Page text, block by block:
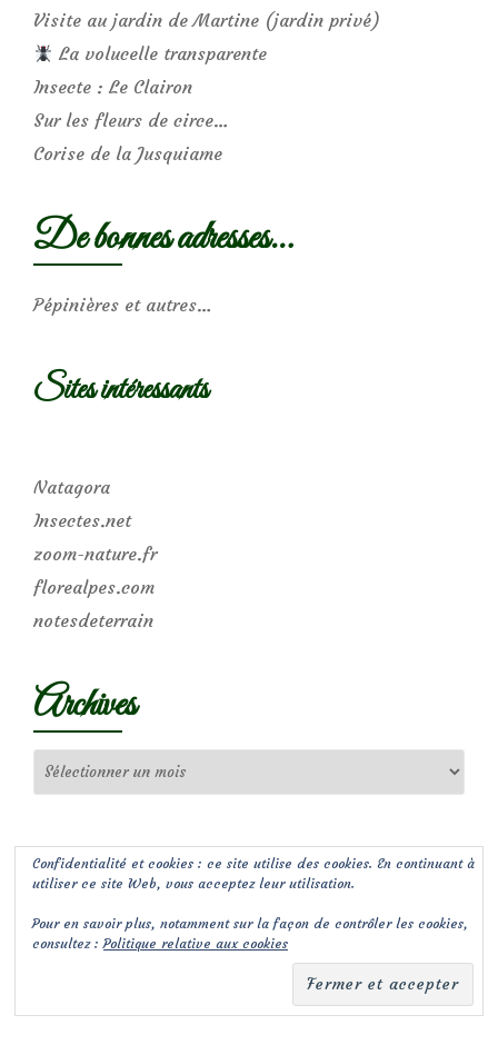
Visite au jardin de Martine (jardin privé)
La volucelle transparente
Insecte : Le Clairon
Sur les fleurs de circe…
Corise de la Jusquiame
De bonnes adresses…
Pépinières et autres…
Sites intéressants
Natagora
Insectes.net
zoom-nature.fr
florealpes.com
notesdeterrain
Archives
Confidentialité et cookies : ce site utilise des cookies. En continuant à
utiliser ce site Web, vous acceptez leur utilisation.
Pour en savoir plus, notamment sur la façon de contrôler les cookies,
consultez :Politique relative aux cookies